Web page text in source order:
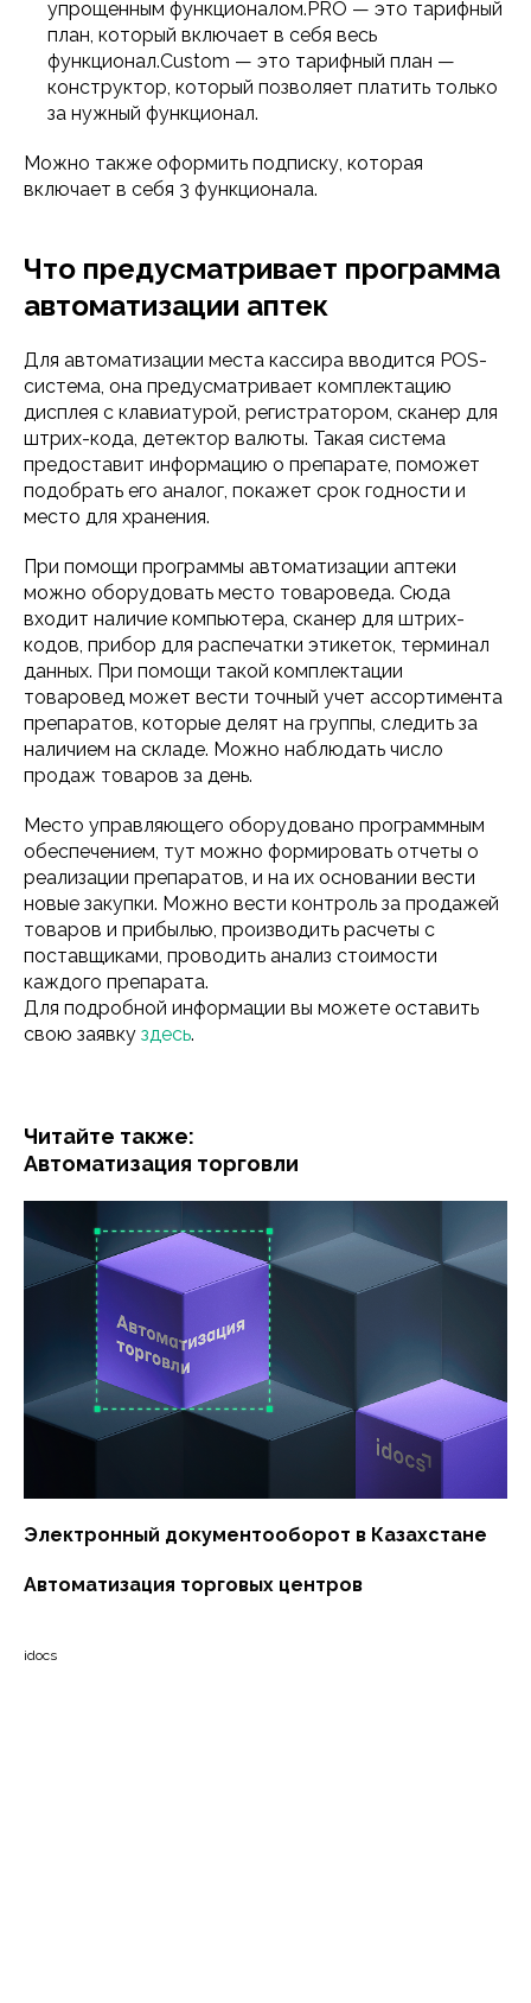
упрощенным функционалом.PRO — это тарифный
план, который включает в себя весь
функционал.Custom — это тарифный план —
конструктор, который позволяет платить только
за нужный функционал.
Можно также оформить подписку, которая
включает в себя 3 функционала.
Что предусматривает программа
автоматизации аптек
Для автоматизации места кассира вводится POS-
система, она предусматривает комплектацию
дисплея с клавиатурой, регистратором, сканер для
штрих-кода, детектор валюты. Такая система
предоставит информацию о препарате, поможет
подобрать его аналог, покажет срок годности и
место для хранения.
При помощи программы автоматизации аптеки
можно оборудовать место товароведа. Сюда
входит наличие компьютера, сканер для штрих-
кодов, прибор для распечатки этикеток, терминал
данных. При помощи такой комплектации
товаровед может вести точный учет ассортимента
препаратов, которые делят на группы, следить за
наличием на складе. Можно наблюдать число
продаж товаров за день.
Место управляющего оборудовано программным
обеспечением, тут можно формировать отчеты о
реализации препаратов, и на их основании вести
новые закупки. Можно вести контроль за продажей
товаров и прибылью, производить расчеты с
поставщиками, проводить анализ стоимости
каждого препарата.
Для подробной информации вы можете оставить
свою заявку здесь.
Читайте также:
Автоматизация торговли
Электронный документооборот в Казахстане
Автоматизация торговых центров
idocs